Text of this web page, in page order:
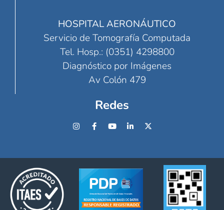
HOSPITAL AERONÁUTICO
Servicio de Tomografía Computada
Tel. Hosp.: (0351) 4298800
Diagnóstico por Imágenes
Av Colón 479
Redes